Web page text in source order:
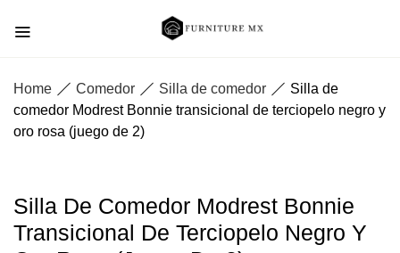
Home Comedor Silla de comedor
Silla de
comedor Modrest Bonnie transicional de terciopelo negro y
oro rosa (juego de 2)
Silla De Comedor Modrest Bonnie
Transicional De Terciopelo Negro Y